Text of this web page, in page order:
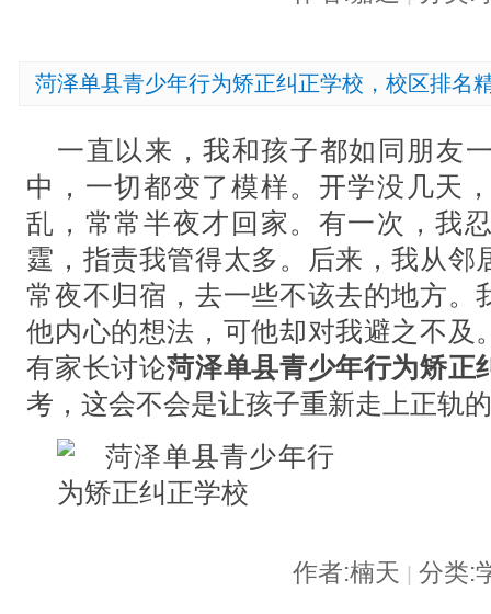
菏泽单县青少年行为矫正纠正学校，校区排名
一直以来，我和孩子都如同朋友
中，一切都变了模样。开学没几天
乱，常常半夜才回家。有一次，我
霆，指责我管得太多。后来，我从邻
常夜不归宿，去一些不该去的地方。
他内心的想法，可他却对我避之不及
有家长讨论菏泽单县青少年行为矫正
考，这会不会是让孩子重新走上正轨
作者:楠天 分类: